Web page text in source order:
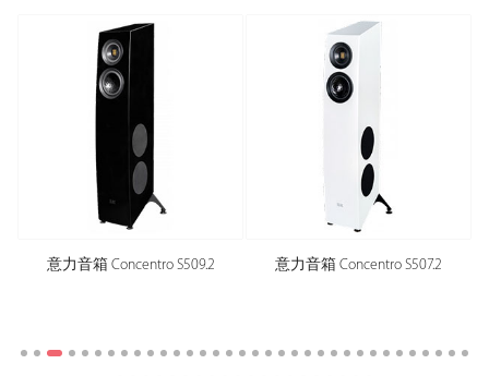
意力音箱 Concentro S509.2 意力音箱 Concentro S507.2